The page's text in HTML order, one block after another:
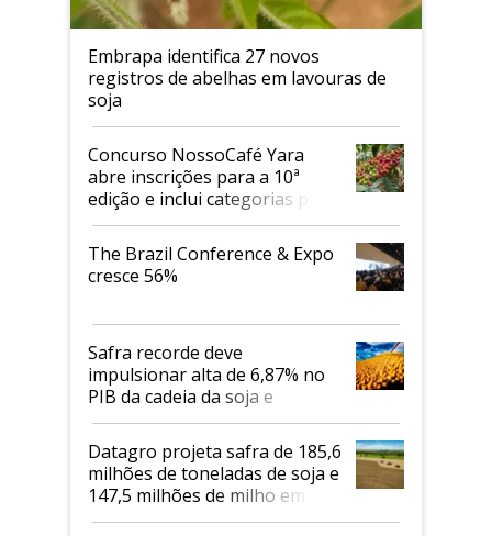
Embrapa identifica 27 novos
registros de abelhas em lavouras de
soja
Concurso NossoCafé Yara
abre inscrições para a 10ª
edição e inclui categorias para
cafés Canephora
The Brazil Conference & Expo
cresce 56%
Safra recorde deve
impulsionar alta de 6,87% no
PIB da cadeia da soja e
biodiesel em 2026
Datagro projeta safra de 185,6
milhões de toneladas de soja e
147,5 milhões de milho em
2026/27